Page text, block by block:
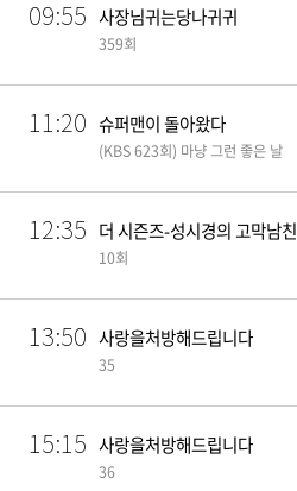
09:55 사장님귀는당나귀귀
359회
11:20 슈퍼맨이 돌아왔다
(KBS 623회) 마냥 그런 좋은 날
12:35 더 시즌즈-성시경의 고막남친
10회
13:50 사랑을처방해드립니다
35
15:15 사랑을처방해드립니다
36